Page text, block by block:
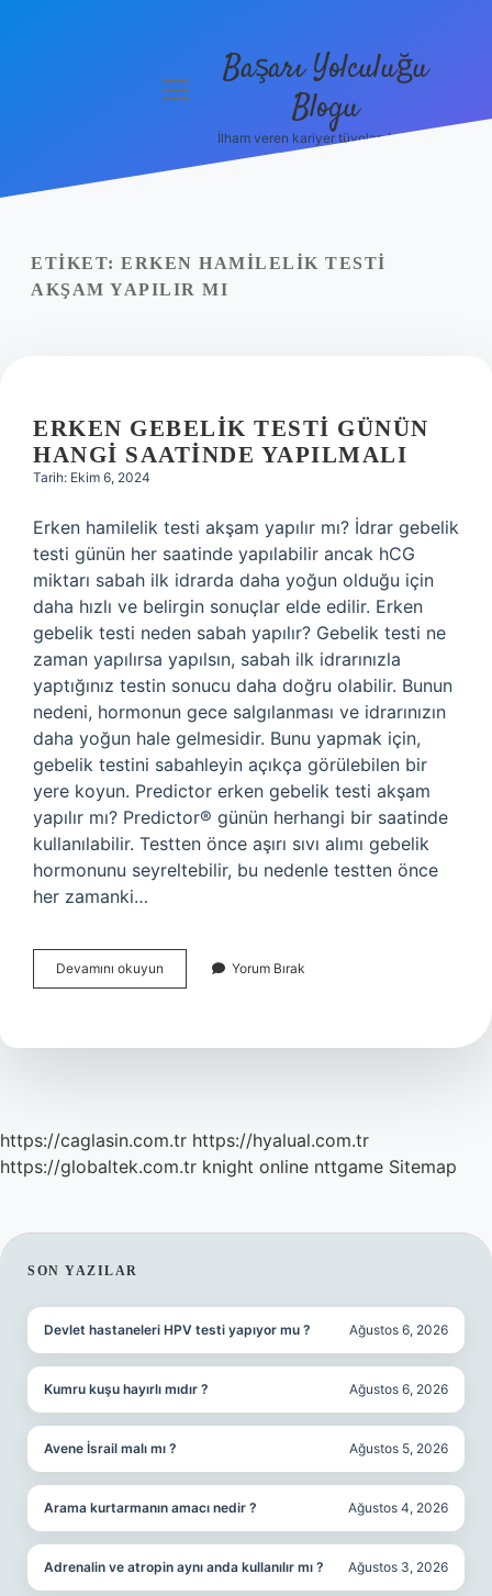
Yasal Uyarı
menüyüBaşarı Yolculuğu
Blogu
İlham veren kariyer tüyoları burada!
ETIKET: ERKEN HAMILELIK TESTI
AKŞAM YAPILIR MI
ERKEN GEBELIK TESTI GÜNÜN
HANGI SAATINDE YAPILMALI
Tarih: Ekim 6, 2024
Erken hamilelik testi akşam yapılır mı? İdrar gebelik
testi günün her saatinde yapılabilir ancak hCG
miktarı sabah ilk idrarda daha yoğun olduğu için
daha hızlı ve belirgin sonuçlar elde edilir. Erken
gebelik testi neden sabah yapılır? Gebelik testi ne
zaman yapılırsa yapılsın, sabah ilk idrarınızla
yaptığınız testin sonucu daha doğru olabilir. Bunun
nedeni, hormonun gece salgılanması ve idrarınızın
daha yoğun hale gelmesidir. Bunu yapmak için,
gebelik testini sabahleyin açıkça görülebilen bir
yere koyun. Predictor erken gebelik testi akşam
yapılır mı? Predictor® günün herhangi bir saatinde
kullanılabilir. Testten önce aşırı sıvı alımı gebelik
hormonunu seyreltebilir, bu nedenle testten önce
her zamanki…
Devamını okuyun
Gebelik
Hangi
Yorum Bırak
https://caglasin.com.tr https://hyalual.com.tr
https://globaltek.com.tr knight online nttgame Sitemap
SIDEBAR
SON YAZILAR
Devlet hastaneleri HPV testi yapıyor mu ? Ağustos 6, 2026
Kumru kuşu hayırlı mıdır ? Ağustos 6, 2026
Avene İsrail malı mı ? Ağustos 5, 2026
Arama kurtarmanın amacı nedir ? Ağustos 4, 2026
Adrenalin ve atropin aynı anda kullanılır mı ? Ağustos 3, 2026